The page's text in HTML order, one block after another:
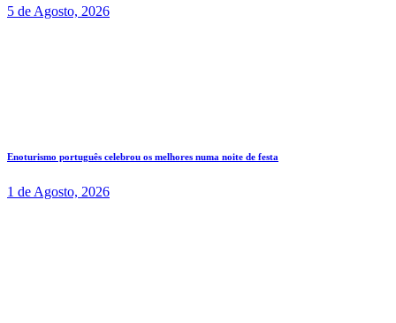
5 de Agosto, 2026
Enoturismo português celebrou os melhores numa noite de festa
1 de Agosto, 2026